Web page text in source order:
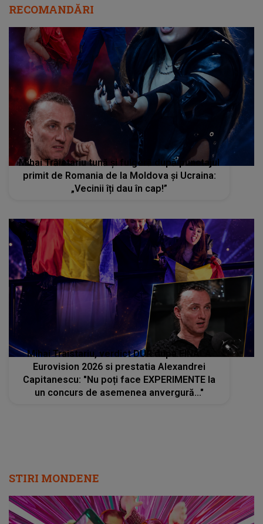
RECOMANDĂRI
Mihai Trăistariu tună și fulgeră după punctajul
primit de Romania de la Moldova și Ucraina:
„Vecinii îți dau în cap!”
Mihai Traistariu, verdict DUR dupa FINALA
Eurovision 2026 si prestatia Alexandrei
Capitanescu: "Nu poți face EXPERIMENTE la
un concurs de asemenea anvergură..."
STIRI MONDENE